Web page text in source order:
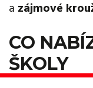
a zájmové
CO
ŠKOLY